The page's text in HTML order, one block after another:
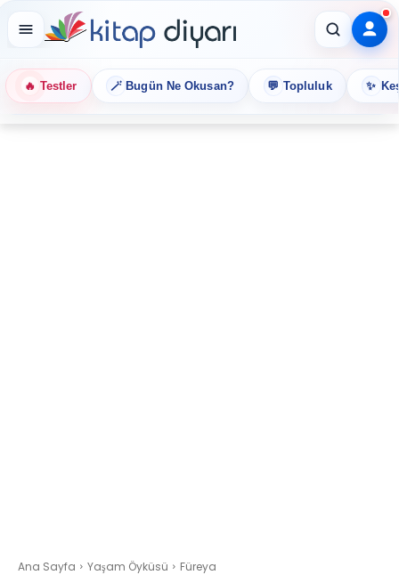
🔥 Testler 🪄 Bugün Ne Okusan? 💬 Topluluk ✨
Ana Sayfa Yaşam Öyküsü Füreya